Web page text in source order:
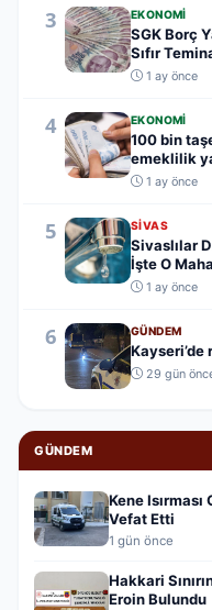
3 EKONOMI
SGK Borç
Sıfır
1 ay önce
4 EKONOMI
100 bin
emeklilik
1 ay önce
5 SIVAS
Sivaslılar
İşte O
1 ay önce
6 GÜNDEM
Kayseri’de
29 gün
GÜNDEM
Kene
Vefat Etti
1 gün önce
Hakkari
Eroin Bulundu